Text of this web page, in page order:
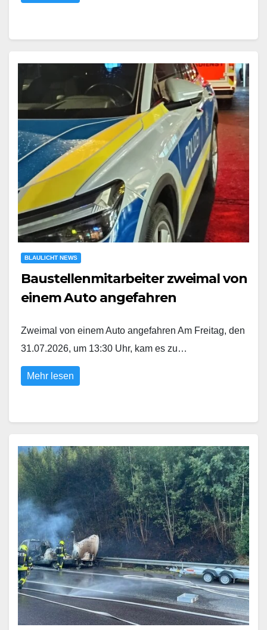
BLAULICHT NEWS
Baustellenmitarbeiter zweimal von
einem Auto angefahren
Zweimal von einem Auto angefahren Am Freitag, den
31.07.2026, um 13:30 Uhr, kam es zu…
Mehr lesen